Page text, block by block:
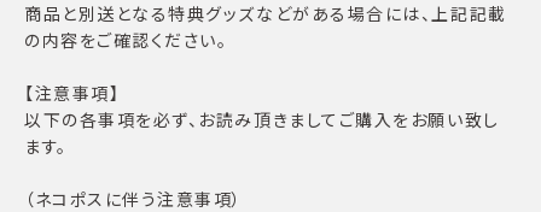
商品と別送となる特典グッズなどがある場合には、上記記載
の内容をご確認ください。
【注意事項】
以下の各事項を必ず、お読み頂きましてご購入をお願い致し
ます。
（ネコポスに伴う注意事項）